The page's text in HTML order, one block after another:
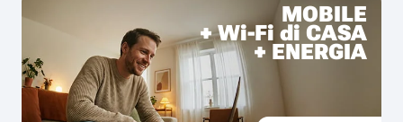
MOBILE
+ Wi-Fi di CASA
+ ENERGIA